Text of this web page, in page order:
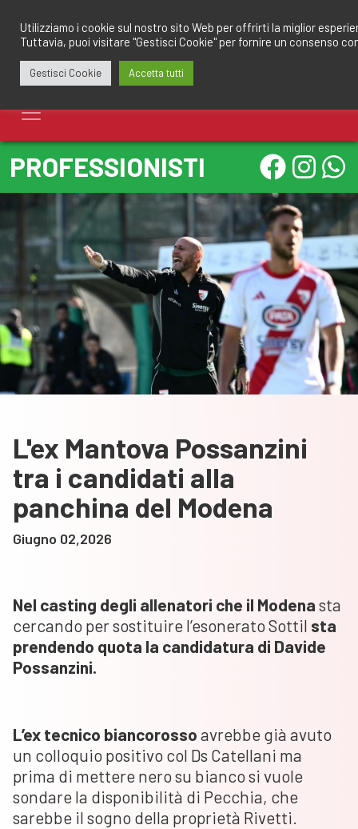
contenuto
PROFESSIONISTI
L'ex Mantova Possanzini
tra i candidati alla
panchina del Modena
Giugno 02,2026
Nel casting degli allenatori che il Modena sta
cercando per sostituire l’esonerato Sottil sta
prendendo quota la candidatura di Davide
Possanzini.
L’ex tecnico biancorosso avrebbe già avuto
un colloquio positivo col Ds Catellani ma
prima di mettere nero su bianco si vuole
sondare la disponibilità di Pecchia, che
sarebbe il sogno della proprietà Rivetti.
Utilizziamo i cookie sul nostro sito Web per offrirti la miglior
Tuttavia, puoi visitare "Gestisci Cookie" per fornire un consenso
Gestisci Cookie Accetta tutti